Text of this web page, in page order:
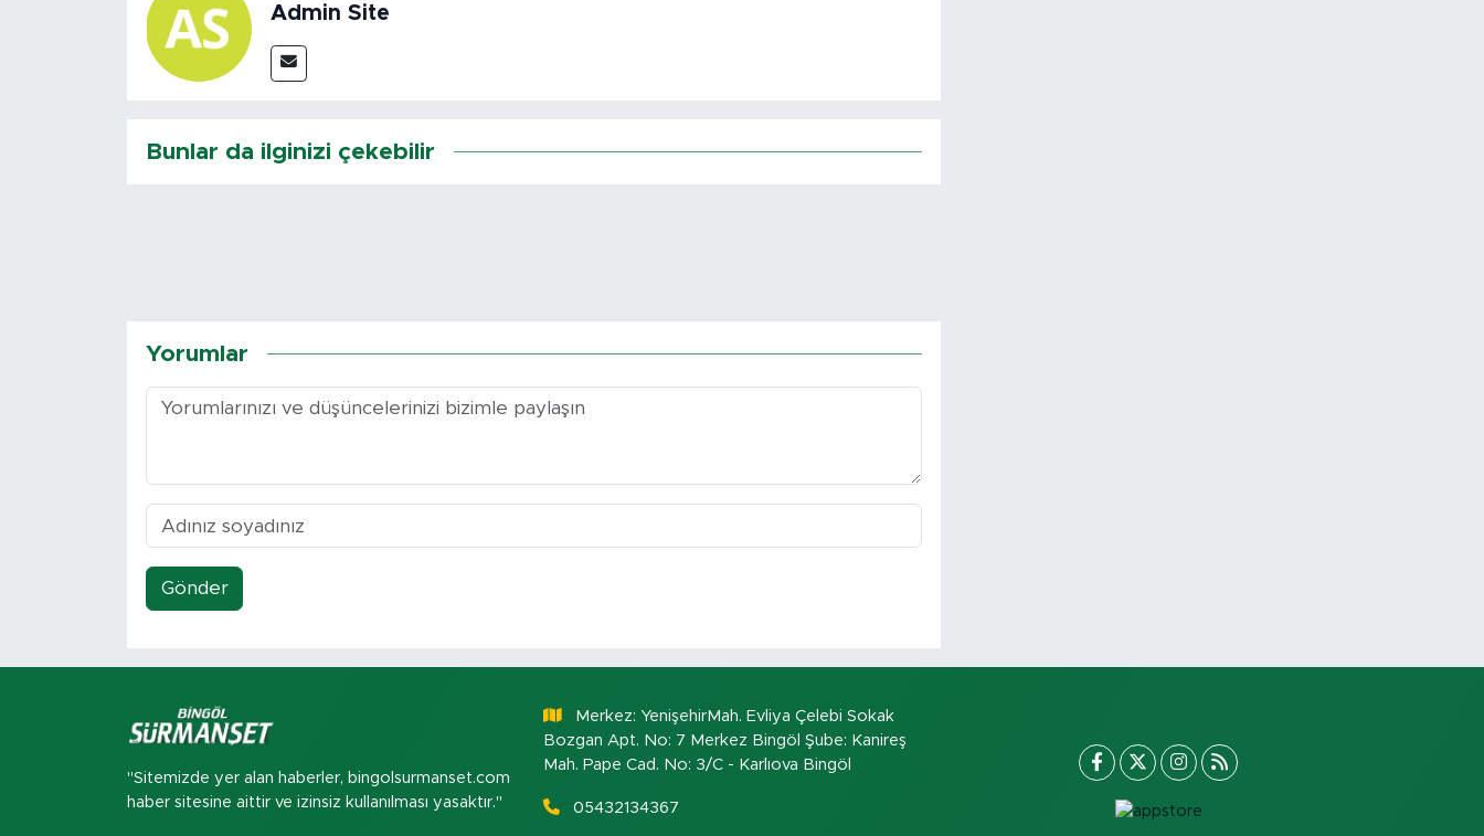
Admin Site
Bunlar da ilginizi çekebilir
Yorumlar
Gönder
"Sitemizde yer alan haberler, bingolsurmanset.com
haber sitesine aittir ve izinsiz kullanılması yasaktır."
Merkez: YenişehirMah. Evliya Çelebi Sokak
Bozgan Apt. No: 7 Merkez Bingöl Şube: Kanireş
Mah. Pape Cad. No: 3/C - Karlıova Bingöl
05432134367